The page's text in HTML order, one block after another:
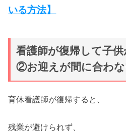
いる方法】
看護師が復帰して子
②お迎えが間に合わ
育休看護師が復帰すると、
残業が避けられず、